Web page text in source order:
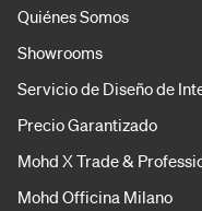
Quiénes Somos
Showrooms
Servicio de Diseño de
Precio Garantizado
Mohd X Trade &
Mohd Officina Milano